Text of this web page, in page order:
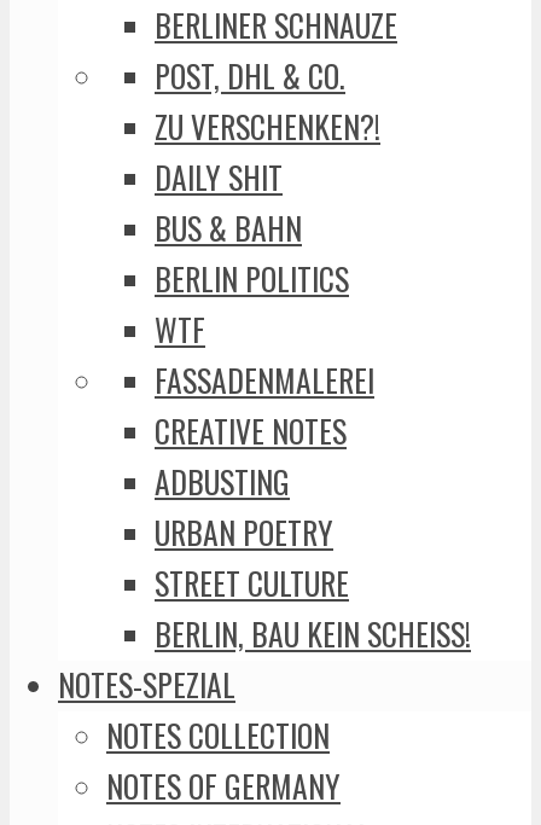
BERLINER SCHNAUZE
POST, DHL & CO.
ZU VERSCHENKEN?!
DAILY SHIT
BUS & BAHN
BERLIN POLITICS
WTF
FASSADENMALEREI
CREATIVE NOTES
ADBUSTING
URBAN POETRY
STREET CULTURE
BERLIN, BAU KEIN SCHEISS!
NOTES-SPEZIAL
NOTES COLLECTION
NOTES OF GERMANY